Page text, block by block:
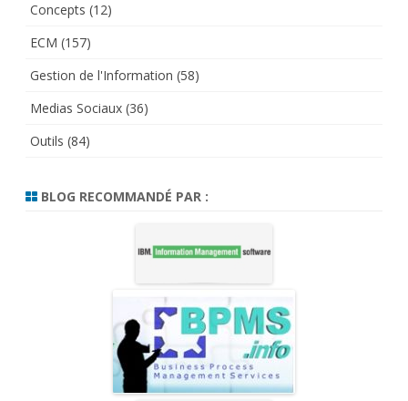
Concepts (12)
ECM (157)
Gestion de l'Information (58)
Medias Sociaux (36)
Outils (84)
BLOG RECOMMANDÉ PAR :